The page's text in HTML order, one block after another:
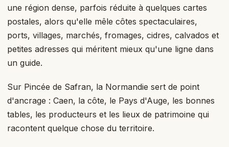
une région dense, parfois réduite à quelques cartes
postales, alors qu'elle mêle côtes spectaculaires,
ports, villages, marchés, fromages, cidres, calvados et
petites adresses qui méritent mieux qu'une ligne dans
un guide.
Sur Pincée de Safran, la Normandie sert de point
d'ancrage : Caen, la côte, le Pays d'Auge, les bonnes
tables, les producteurs et les lieux de patrimoine qui
racontent quelque chose du territoire.